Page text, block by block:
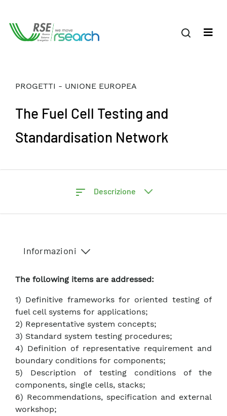
PROGETTI - UNIONE EUROPEA
The Fuel Cell Testing and
Standardisation Network
Descrizione
Informazioni
The following items are addressed:
1) Definitive frameworks for oriented testing of
fuel cell systems for applications;
2) Representative system concepts;
3) Standard system testing procedures;
4) Definition of representative requirement and
boundary conditions for components;
5) Description of testing conditions of the
components, single cells, stacks;
6) Recommendations, specification and external
workshop;